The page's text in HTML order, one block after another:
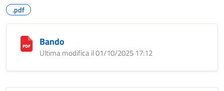
.pdf
Bando
Ultima modifica il 01/10/2025 17:12